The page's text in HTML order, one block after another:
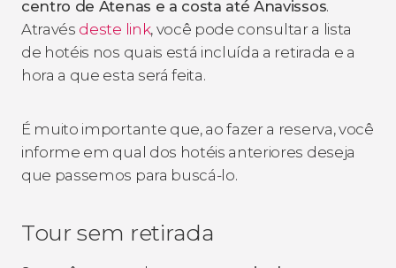
centro de Atenas e a costa até Anavissos.
Através deste link, você pode consultar a lista
de hotéis nos quais está incluída a retirada e a
hora a que esta será feita.
É muito importante que, ao fazer a reserva, você
informe em qual dos hotéis anteriores deseja
que passemos para buscá-lo.
Tour sem retirada